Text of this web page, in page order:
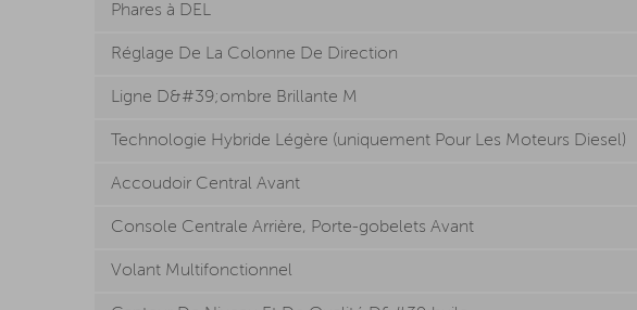
Phares à DEL
Réglage De La Colonne De Direction
Ligne D&#39;ombre Brillante M
Technologie Hybride Légère (uniquement Pour Les Moteurs Diesel)
Accoudoir Central Avant
Console Centrale Arrière, Porte-gobelets Avant
Volant Multifonctionnel